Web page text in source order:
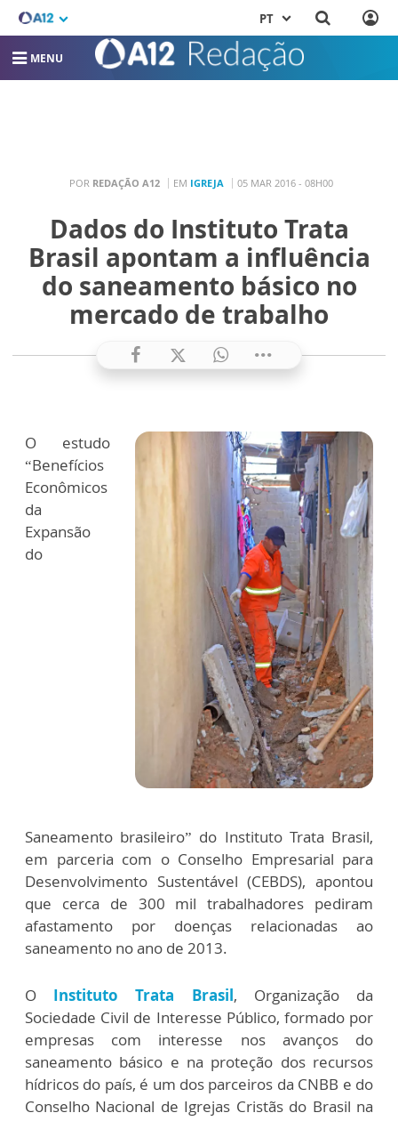
PT
MENU
POR REDAÇÃO A12 EM IGREJA 05 MAR 2016 - 08H00
Dados do Instituto Trata
Brasil apontam a influência
do saneamento básico no
mercado de trabalho
O estudo
“Benefícios
Econômicos
da
Expansão
do
Saneamento brasileiro” do Instituto Trata Brasil,
em parceria com o Conselho Empresarial para
Desenvolvimento Sustentável (CEBDS), apontou
que cerca de 300 mil trabalhadores pediram
afastamento por doenças relacionadas ao
saneamento no ano de 2013.
O Instituto Trata Brasil, Organização da
Sociedade Civil de Interesse Público, formado por
empresas com interesse nos avanços do
saneamento básico e na proteção dos recursos
hídricos do país, é um dos parceiros da CNBB e do
Conselho Nacional de Igrejas Cristãs do Brasil na